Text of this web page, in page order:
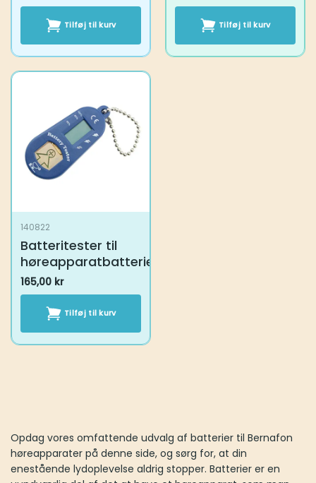
Tilføj til kurv Tilføj til kurv
140822
Batteritester til
høreapparatbatterier
165,00 kr
Tilføj til kurv
Opdag vores omfattende udvalg af batterier til Bernafon
høreapparater på denne side, og sørg for, at din enestående
lydoplevelse aldrig stopper. Batterier er en uundværlig del af det